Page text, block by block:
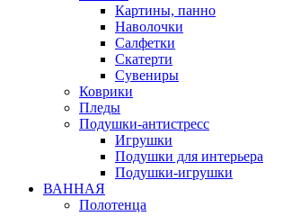
Картины, панно
Наволочки
Салфетки
Скатерти
Сувениры
Коврики
Пледы
Подушки-антистресс
Игрушки
Подушки для интерьера
Подушки-игрушки
ВАННАЯ
Полотенца